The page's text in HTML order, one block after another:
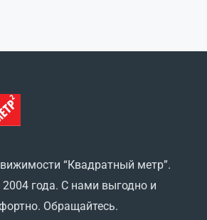
“Квадратный метр”.
года. С нами выгодно и
Обращайтесь.